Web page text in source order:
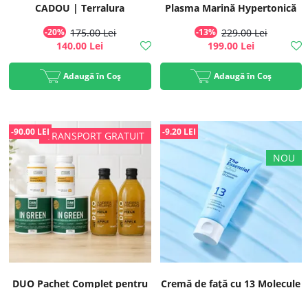
CADOU | Terralura
-20% 175.00 Lei
140.00 Lei
Adaugă în Coș
Plasma Marină Hypertonică
-13% 229.00 Lei
199.00 Lei
Adaugă în Coș
DUO Pachet Complet pentru
-90.00 LEI
Cremă de față cu 13 Molecule
-9.20 LEI